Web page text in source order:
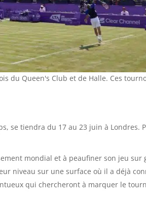
du Queen's Club et de Halle. Ces
se tiendra du 17 au 23 juin à Londres.
mondial et à peaufiner son jeu sur
niveau sur une surface où il a déjà
qui chercheront à marquer le